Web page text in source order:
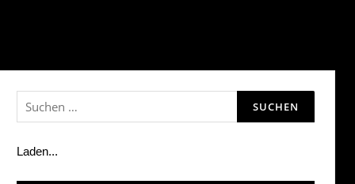
Suchen
nach:
Laden...